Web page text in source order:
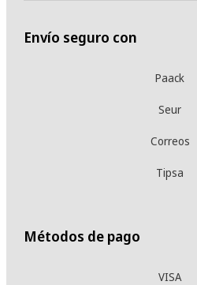
Envío seguro con
Paack
Seur
Correos
Tipsa
Métodos de pago
VISA